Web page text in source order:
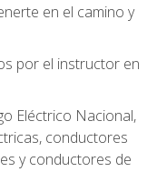
en el camino y
por el instructor en
Eléctrico Nacional,
conductores
y conductores de